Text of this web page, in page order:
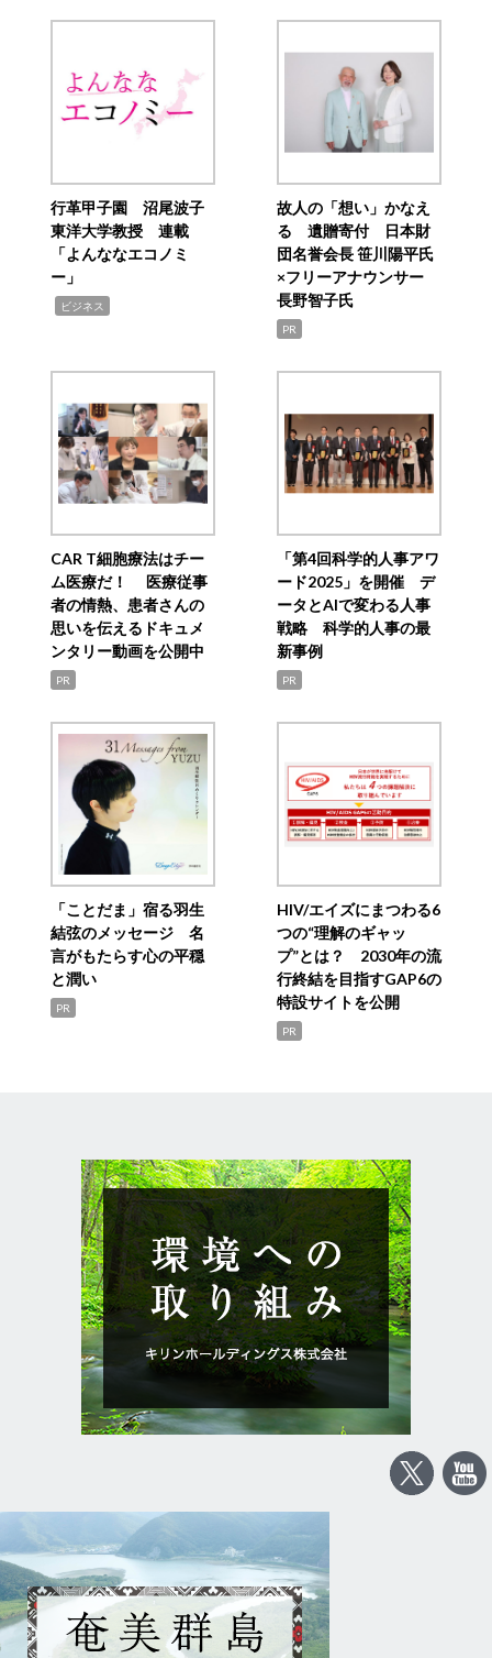
行革甲子園 沼尾波子
東洋大学教授 連載
「よんななエコノミ
ー」
ビジネス
故人の「想い」かなえ
る 遺贈寄付 日本財
団名誉会長 笹川陽平氏
×フリーアナウンサー
長野智子氏
PR
CAR T細胞療法はチー
ム医療だ！ 医療従事
者の情熱、患者さんの
思いを伝えるドキュメ
ンタリー動画を公開中
PR
「第4回科学的人事アワ
ード2025」を開催 デ
ータとAIで変わる人事
戦略 科学的人事の最
新事例
PR
「ことだま」宿る羽生
結弦のメッセージ 名
言がもたらす心の平穏
と潤い
PR
HIV/エイズにまつわる6
つの“理解のギャッ
プ”とは？ 2030年の流
行終結を目指すGAP6の
特設サイトを公開
PR